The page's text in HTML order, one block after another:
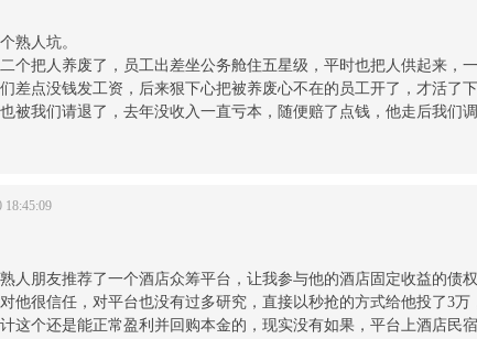
熟人坑。
个把人养废了，员工出差坐公务舱住五星级，平时也把人供起来，
差点没钱发工资，后来狠下心把被养废心不在的员工开了，才活了下
被我们请退了，去年没收入一直亏本，随便赔了点钱，他走后我们
18:45:09
人朋友推荐了一个酒店众筹平台，让我参与他的酒店固定收益的
他很信任，对平台也没有过多研究，直接以秒抢的方式给他投了3万
这个还是能正常盈利并回购本金的，现实没有如果，平台上酒店